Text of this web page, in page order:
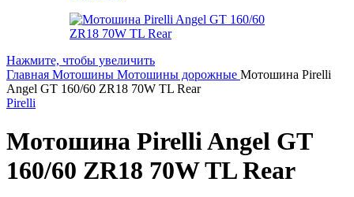
Нажмите, чтобы увеличить
Главная Мотошины Мотошины дорожные Мотошина Pirelli
Angel GT 160/60 ZR18 70W TL Rear
Pirelli
Мотошина Pirelli Angel GT
160/60 ZR18 70W TL Rear